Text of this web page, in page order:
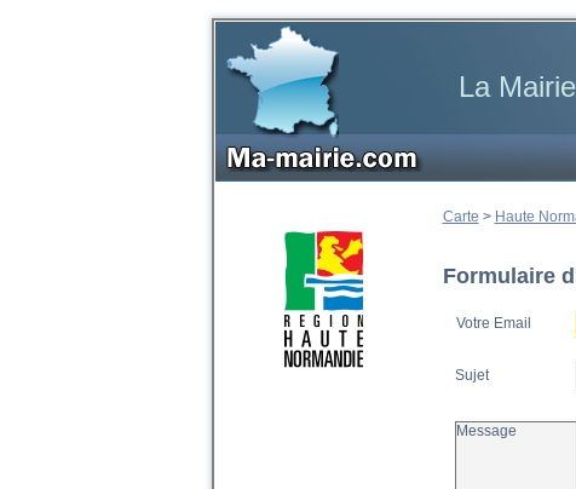
La
Carte > Haute
Formulaire
Votre Email
Sujet
Message